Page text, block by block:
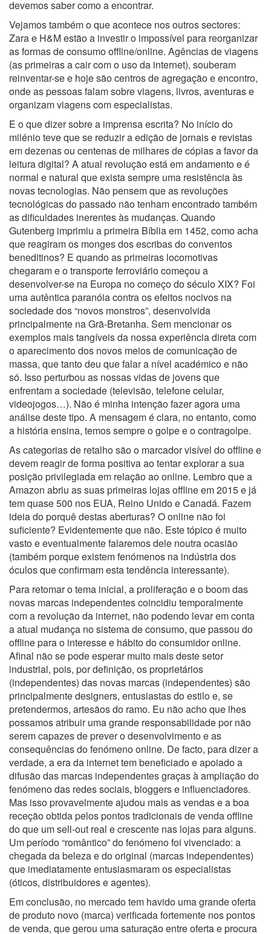
devemos saber como a encontrar.
Vejamos também o que acontece nos outros sectores:
Zara e H&M estão a investir o impossível para reorganizar
as formas de consumo offline/online. Agências de viagens
(as primeiras a cair com o uso da internet), souberam
reinventar-se e hoje são centros de agregação e encontro,
onde as pessoas falam sobre viagens, livros, aventuras e
organizam viagens com especialistas.
E o que dizer sobre a imprensa escrita? No início do
milénio teve que se reduzir a edição de jornais e revistas
em dezenas ou centenas de milhares de cópias a favor da
leitura digital? A atual revolução está em andamento e é
normal e natural que exista sempre uma resistência às
novas tecnologias. Não pensem que as revoluções
tecnológicas do passado não tenham encontrado também
as dificuldades inerentes às mudanças. Quando
Gutenberg imprimiu a primeira Bíblia em 1452, como acha
que reagiram os monges dos escribas do conventos
beneditinos? E quando as primeiras locomotivas
chegaram e o transporte ferroviário começou a
desenvolver-se na Europa no começo do século XIX? Foi
uma autêntica paranóia contra os efeitos nocivos na
sociedade dos “novos monstros”, desenvolvida
principalmente na Grã-Bretanha. Sem mencionar os
exemplos mais tangíveis da nossa experiência direta com
o aparecimento dos novos meios de comunicação de
massa, que tanto deu que falar a nível académico e não
só. Isso perturbou as nossas vidas de jovens que
enfrentam a sociedade (televisão, telefone celular,
videojogos…). Não é minha intenção fazer agora uma
análise deste tipo. A mensagem é clara, no entanto, como
a história ensina, temos sempre o golpe e o contragolpe.
As categorias de retalho são o marcador visível do offline e
devem reagir de forma positiva ao tentar explorar a sua
posição privilegiada em relação ao online. Lembro que a
Amazon abriu as suas primeiras lojas offline em 2015 e já
tem quase 500 nos EUA, Reino Unido e Canadá. Fazem
ideia do porquê destas aberturas? O online não foi
suficiente? Evidentemente que não. Este tópico é muito
vasto e eventualmente falaremos dele noutra ocasião
(também porque existem fenómenos na indústria dos
óculos que confirmam esta tendência interessante).
Para retomar o tema inicial, a proliferação e o boom das
novas marcas independentes coincidiu temporalmente
com a revolução da internet, não podendo levar em conta
a atual mudança no sistema de consumo, que passou do
offline para o interesse e hábito do consumidor online.
Afinal não se pode esperar muito mais deste setor
industrial, pois, por definição, os proprietários
(independentes) das novas marcas (independentes) são
principalmente designers, entusiastas do estilo e, se
pretendermos, artesãos do ramo. Eu não acho que lhes
possamos atribuir uma grande responsabilidade por não
serem capazes de prever o desenvolvimento e as
consequências do fenómeno online. De facto, para dizer a
verdade, a era da internet tem beneficiado e apoiado a
difusão das marcas independentes graças à ampliação do
fenómeno das redes sociais, bloggers e influenciadores.
Mas isso provavelmente ajudou mais as vendas e a boa
receção obtida pelos pontos tradicionais de venda offline
do que um sell-out real e crescente nas lojas para alguns.
Um período “romântico” do fenómeno foi vivenciado: a
chegada da beleza e do original (marcas independentes)
que imediatamente entusiasmaram os especialistas
(óticos, distribuidores e agentes).
Em conclusão, no mercado tem havido uma grande oferta
de produto novo (marca) verificada fortemente nos pontos
de venda, que gerou uma saturação entre oferta e procura